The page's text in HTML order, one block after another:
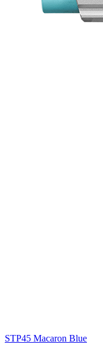
STP45 Macaron Blue